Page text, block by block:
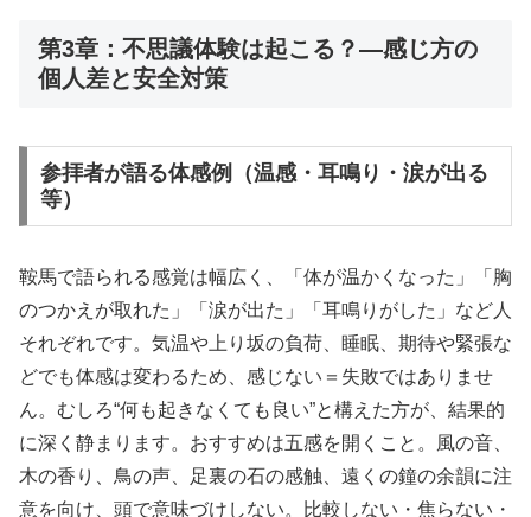
第3章：不思議体験は起こる？—感じ方の
個人差と安全対策
参拝者が語る体感例（温感・耳鳴り・涙が出る
等）
鞍馬で語られる感覚は幅広く、「体が温かくなった」「胸
のつかえが取れた」「涙が出た」「耳鳴りがした」など人
それぞれです。気温や上り坂の負荷、睡眠、期待や緊張な
どでも体感は変わるため、感じない＝失敗ではありませ
ん。むしろ“何も起きなくても良い”と構えた方が、結果的
に深く静まります。おすすめは五感を開くこと。風の音、
木の香り、鳥の声、足裏の石の感触、遠くの鐘の余韻に注
意を向け、頭で意味づけしない。比較しない・焦らない・